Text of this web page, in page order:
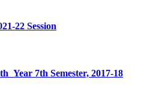
22 Session
Year 7th Semester, 2017-18